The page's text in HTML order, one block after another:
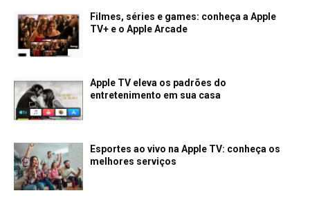
Filmes, séries e games: conheça a Apple
TV+ e o Apple Arcade
Apple TV eleva os padrões do
entretenimento em sua casa
Esportes ao vivo na Apple TV: conheça os
melhores serviços